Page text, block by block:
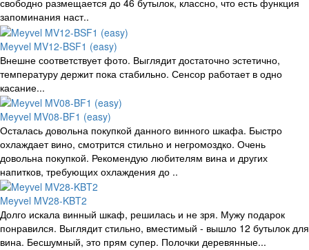
свободно размещается до 46 бутылок, классно, что есть функция
запоминания наст..
Meyvel MV12-BSF1 (easy)
Внешне соответствует фото. Выглядит достаточно эстетично,
температуру держит пока стабильно. Сенсор работает в одно
касание...
Meyvel MV08-BF1 (easy)
Осталась довольна покупкой данного винного шкафа. Быстро
охлаждает вино, смотрится стильно и негромоздко. Очень
довольна покупкой. Рекомендую любителям вина и других
напитков, требующих охлаждения до ..
Meyvel MV28-KBT2
Долго искала винный шкаф, решилась и не зря. Мужу подарок
понравился. Выглядит стильно, вместимый - вышло 12 бутылок для
вина. Бесшумный, это прям супер. Полочки деревянные...